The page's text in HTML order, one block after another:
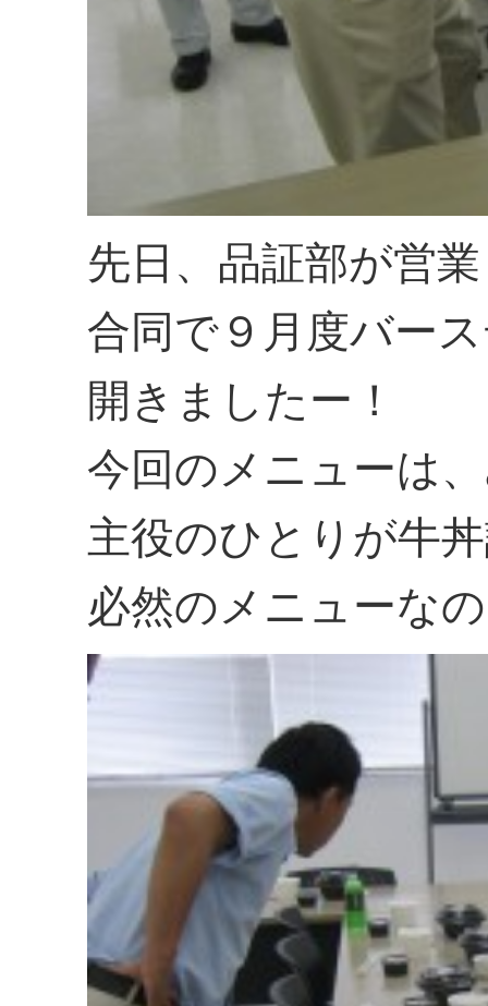
先日、品証部が営
合同で９月度バー
開きましたー！
今回のメニューは
主役のひとりが牛
必然のメニューな